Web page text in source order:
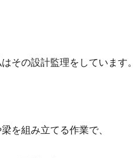
その設計監理をしています。
を組み立てる作業で、